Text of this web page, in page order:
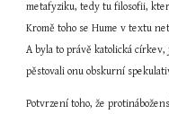
metafyziku, tedy tu filosofii,
Kromě toho se Hume v textu
A byla to právě katolická
pěstovali onu obskurní
Potvrzení toho, že